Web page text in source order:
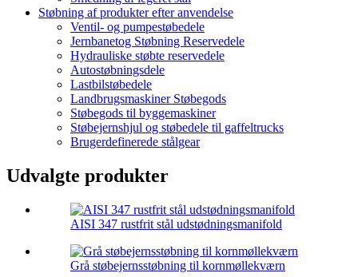
Støbning af produkter efter anvendelse
Ventil- og pumpestøbedele
Jernbanetog Støbning Reservedele
Hydrauliske støbte reservedele
Autostøbningsdele
Lastbilstøbedele
Landbrugsmaskiner Støbegods
Støbegods til byggemaskiner
Støbejernshjul og støbedele til gaffeltrucks
Brugerdefinerede stålgear
Udvalgte produkter
AISI 347 rustfrit stål udstødningsmanifold
Grå støbejernsstøbning til kornmøllekværn